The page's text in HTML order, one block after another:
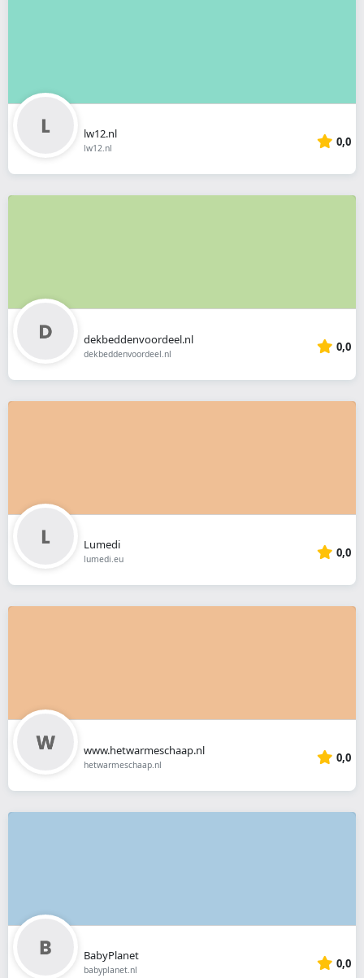
lw12.nl
lw12.nl 0,0
dekbeddenvoordeel.nl
dekbeddenvoordeel.nl 0,0
Lumedi
lumedi.eu 0,0
www.hetwarmeschaap.nl
hetwarmeschaap.nl 0,0
BabyPlanet
babyplanet.nl 0,0